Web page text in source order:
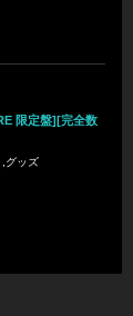
限定盤][完全数
,グッズ